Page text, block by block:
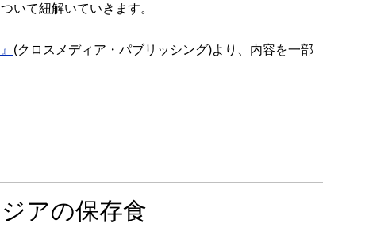
て紐解いていきます。
(クロスメディア・パブリッシング)より、内容を一部
アの保存食